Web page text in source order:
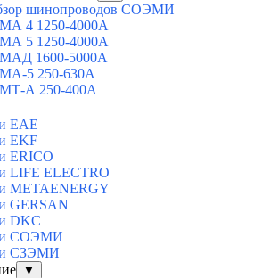
шинопроводов СОЭМИ
4 1250-4000А
5 1250-4000А
1600-5000А
5 250-630А
А 250-400А
EAE
EKF
ERICO
LIFE ELECTRO
METAENERGY
GERSAN
DKC
СОЭМИ
СЗЭМИ
▼